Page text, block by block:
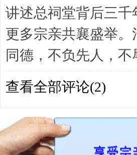
讲述总祠堂背后三千
更多宗亲共襄盛举
同德，不负先人，不
查看全部评论(2)